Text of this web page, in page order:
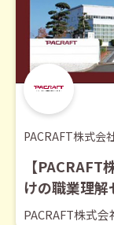
PACRAFT株式会
【
けの職業理
PACRAFT株式会